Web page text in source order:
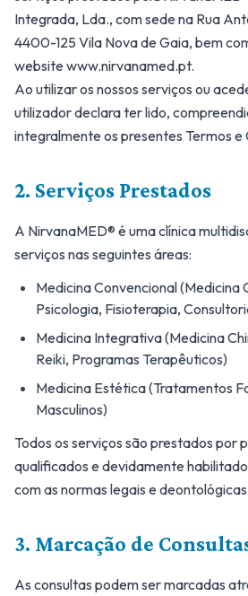
Integrada, Lda., com sede na Rua
4400-125 Vila Nova de Gaia, bem
website www.nirvanamed.pt.
Ao utilizar os nossos serviços ou
utilizador declara ter lido,
integralmente os presentes Termos e
2. Serviços Prestados
A NirvanaMED® é uma clínica
serviços nas seguintes áreas:
Medicina Convencional (Medicina
Psicologia, Fisioterapia,
Medicina Integrativa (Medicina
Reiki, Programas Terapêuticos)
Medicina Estética (Tratamentos
Masculinos)
Todos os serviços são prestados por
qualificados e devidamente
com as normas legais e
3. Marcação de
As consultas podem ser marcadas